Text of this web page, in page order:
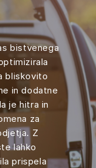
bistvenega
bliskovito
in dodatne
je hitra in
za
Z
lahko
prispela